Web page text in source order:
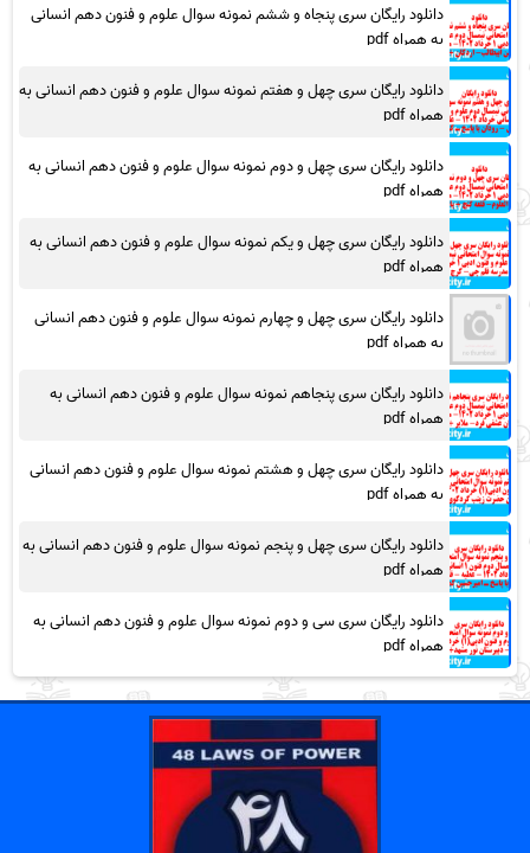
دانلود رایگان سری پنجاه و ششم نمونه سوال علوم و فنون دهم انسانی
به همراه pdf
دانلود رایگان سری چهل و هفتم نمونه سوال علوم و فنون دهم انسانی به
همراه pdf
دانلود رایگان سری چهل و دوم نمونه سوال علوم و فنون دهم انسانی به
همراه pdf
دانلود رایگان سری چهل و یکم نمونه سوال علوم و فنون دهم انسانی به
همراه pdf
دانلود رایگان سری چهل و چهارم نمونه سوال علوم و فنون دهم انسانی
به همراه pdf
دانلود رایگان سری پنجاهم نمونه سوال علوم و فنون دهم انسانی به
همراه pdf
دانلود رایگان سری چهل و هشتم نمونه سوال علوم و فنون دهم انسانی
به همراه pdf
دانلود رایگان سری چهل و پنجم نمونه سوال علوم و فنون دهم انسانی به
همراه pdf
دانلود رایگان سری سی و دوم نمونه سوال علوم و فنون دهم انسانی به
همراه pdf